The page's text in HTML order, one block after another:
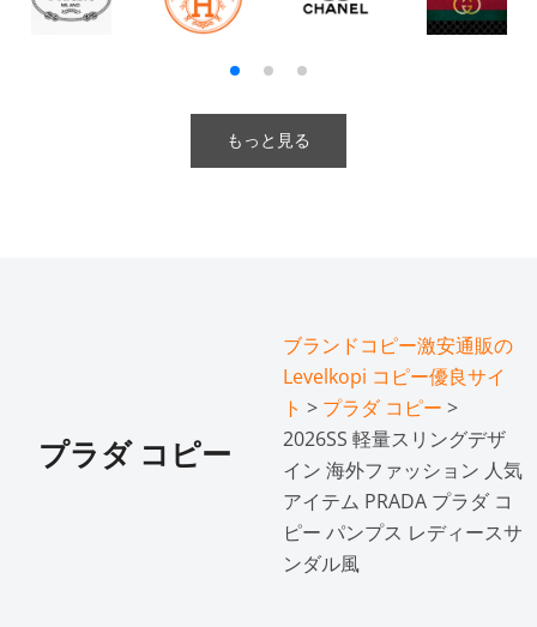
もっと見る
プラダ コピー
ブランドコピー激安通販の
Levelkopi コピー優良サイ
ト > プラダ コピー >
2026SS 軽量スリングデザ
イン 海外ファッション 人気
アイテム PRADA プラダ コ
ピー パンプス レディースサ
ンダル風